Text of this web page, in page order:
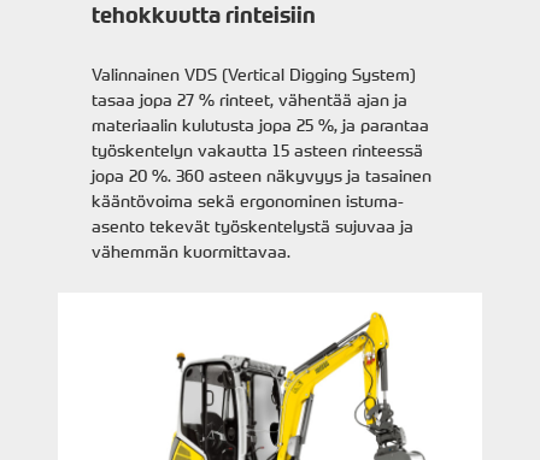
tehokkuutta rinteisiin
Valinnainen VDS (Vertical Digging System)
tasaa jopa 27 % rinteet, vähentää ajan ja
materiaalin kulutusta jopa 25 %, ja parantaa
työskentelyn vakautta 15 asteen rinteessä
jopa 20 %. 360 asteen näkyvyys ja tasainen
kääntövoima sekä ergonominen istuma-
asento tekevät työskentelystä sujuvaa ja
vähemmän kuormittavaa.